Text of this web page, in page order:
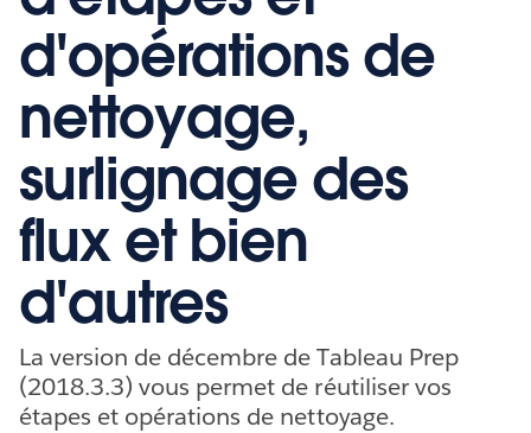
d'opérations de
nettoyage,
surlignage des
flux et bien
d'autres
La version de décembre de Tableau Prep
(2018.3.3) vous permet de réutiliser vos
étapes et opérations de nettoyage.